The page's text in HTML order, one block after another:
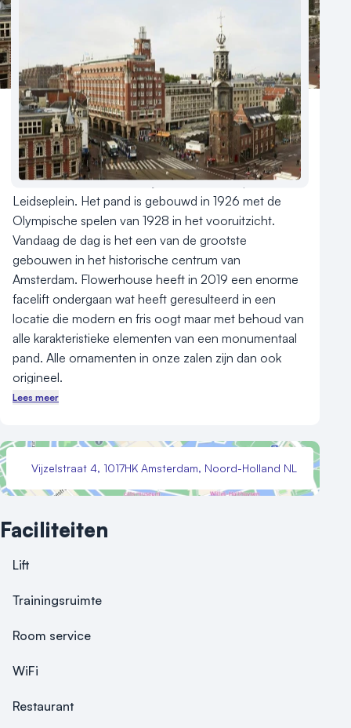
Contact
Flowerhouse Amsterdam is een monumentale locatie
gelegen in het 4* NH Amsterdam Collection
Flowermarket Hotel vlakbij het Rembrandt plein en het
Leidseplein. Het pand is gebouwd in 1926 met de
Olympische spelen van 1928 in het vooruitzicht.
Vandaag de dag is het een van de grootste
gebouwen in het historische centrum van
Amsterdam. Flowerhouse heeft in 2019 een enorme
facelift ondergaan wat heeft geresulteerd in een
locatie die modern en fris oogt maar met behoud van
alle karakteristieke elementen van een monumentaal
pand. Alle ornamenten in onze zalen zijn dan ook
origineel.
Lees meer
Vijzelstraat 4, 1017HK Amsterdam, Noord-Holland NL
Faciliteiten
Lift
Trainingsruimte
Room service
WiFi
Restaurant